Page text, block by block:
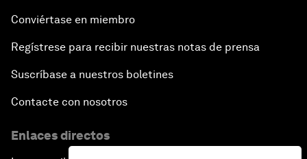
Conviértase en miembro
Regístrese para recibir nuestras notas de prensa
Suscríbase a nuestros boletines
Contacte con nosotros
Enlaces directos